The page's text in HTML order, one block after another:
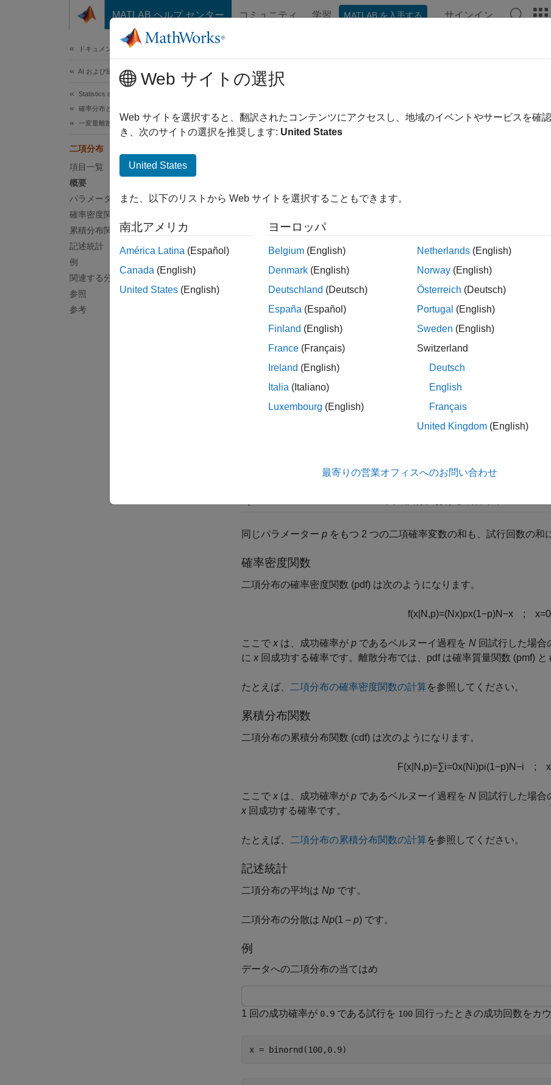
コンテンツへスキップ
MATLAB ヘルプ センター コミュニティ 学習 MATLAB を入手する サインイン
ドキュメンテーションのホーム
AI および統計
Statistics and Machine Learning Toolbox
確率分布と仮説検定
一変量離散分布
二項分布
項目一覧
概要
パラメーター
確率密度関数
累積分布関数
記述統計
例
関連する分布
参照
参考
二項分布
概要
二項分布は、2 パラメーターの曲線群です。二項分布は、同じ成功確
の総成功回数をモデル化するのに使用されます。たとえば、歪みの
Statistics and Machine Learning Toolbox™ には、二項分布を処理する
確率分布を標本データに当てはめる ( ) かパラメーター値
を作成します。そして、オブジ
などを行います。
分布フィッターアプリを使用して、二項分布を対話的に処理しま
分布パラメーターを指定して、分布特有の関数 (binocdf
用します。分布特有の関数では、複数の二項分布についてのパラ
分布名 ('Binomial' ) とパラメーターを指定して、汎用の分布関数 (
パラメーター
二項分布は、次のパラメーターを使用します。
試行回数
同じパラメーター p をもつ 2 つの二項確率変数の和も、試行回数の和
確率密度関数
二項分布の確率密度関数 (pdf) は次のようになります。
f(x N ,p)=(Nx)px(1 −p)N −x ; x=0
ここで x は、成功確率が p であるベルヌーイ過程を N 回試行した場合
に x 回成功する確率です。離散分布では、pdf は確率質量関数 (pmf) と
たとえば、 二項分布の確率密度関数の計算を参照してください。
累積分布関数
二項分布の累積分布関数 (cdf) は次のようになります。
F(x| N ,p)=∑i=0x(N i)pi(1 −p)N −i ; x
ここで x は、成功確率が p であるベルヌーイ過程を N 回試行した場合
x 回成功する確率です。
たとえば、 二項分布の累積分布関数の計算を参照してください。
記述統計
二項分布の平均は Np です。
二項分布の分散は Np(1 – p) です。
例
データへの二項分布の当てはめ
1 回の成功確率が 0.9 である試行を 100 回行ったときの成功回数をカ
x = binornd(100,0.9)
Web サイトの選択
Web サイトを選択すると、翻訳されたコンテンツにアクセスし、地域のイベントやサービスを確
き、次のサイトの選択を推奨します: United States
United States
また、以下のリストから Web サイトを選択することもできます。
南北アメリカ
América Latina (Español)
Canada (English)
United States (English)
ヨーロッパ
Belgium (English)
Denmark (English)
Deutschland (Deutsch)
España (Español)
Finland (English)
France (Français)
Ireland (English)
Italia (Italiano)
Luxembourg (English)
Netherlands (English)
Norway (English)
Österreich (Deutsch)
Portugal (English)
Sweden (English)
Switzerland
Deutsch
English
Français
United Kingdom (English)
最寄りの営業オフィスへのお問い合わせ